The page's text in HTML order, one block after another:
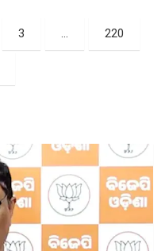
3 … 220